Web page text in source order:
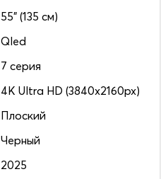
55" (135 см)
Qled
7 серия
4K Ultra HD (3840x2160px)
Плоский
Черный
2025